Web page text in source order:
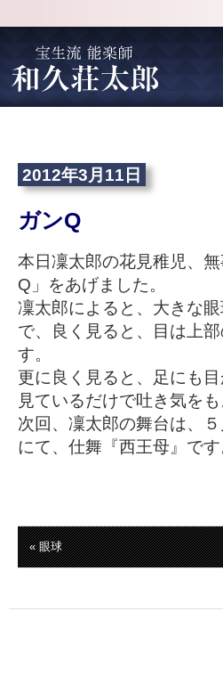
2012年3月11日
ガンQ
本日凜太郎の花見稚児、
Q」をあげました。
凜太郎によると、大きな
で、良く見ると、目は上
す。
更に良く見ると、足にも目
見ているだけで吐き気をも
次回、凜太郎の舞台は、
にて、仕舞『西王母』です
« 眼球